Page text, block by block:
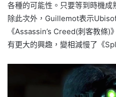
各種的可能性。只要等到時機成
除此次外，Guillemot表示
《Assassin’s Creed(刺客教條
有更大的興趣，變相減慢了《